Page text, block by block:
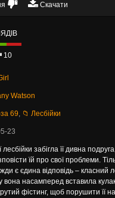
Скачати
10
Watson
69, 📁 Лесбійки
23
лесбійки забігла її дивна
їй про свої проблеми.
є єдина відповідь – класний
вона насамперед вставила кулак
фістинг, щоб порушити її на